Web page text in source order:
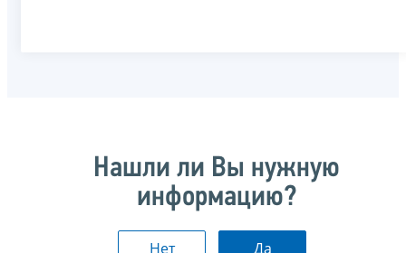
Нашли ли Вы нужную
информацию?
Нет Да